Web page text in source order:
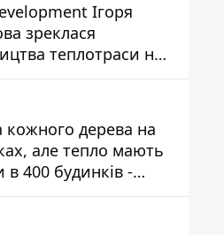
Ігоря
зреклася
теплотраси на
дерева на
але тепло мають
в 400 будинків -
Київради